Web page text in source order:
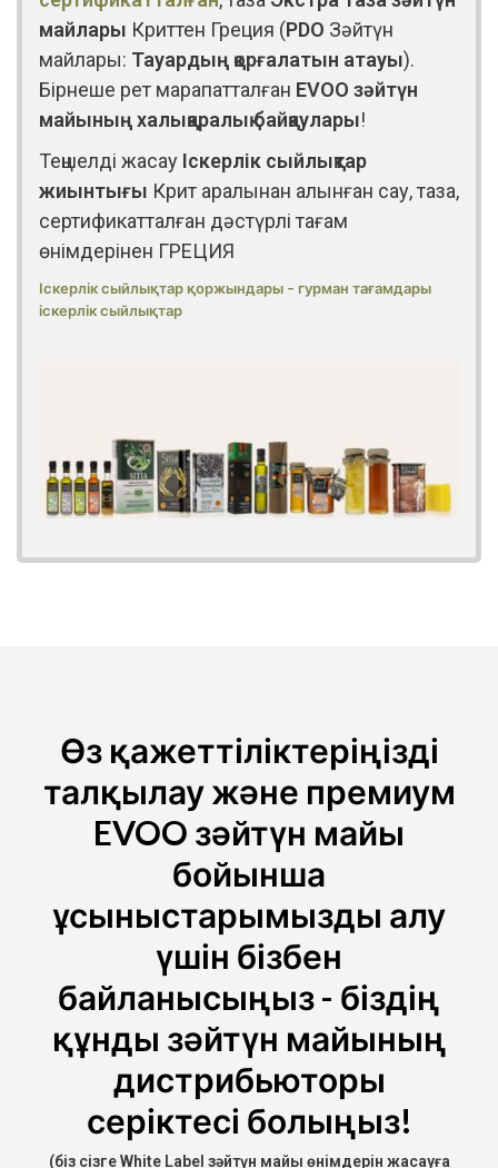
майлары Криттен Греция (PDO Зәйтүн
майлары: Тауардың қорғалатын атауы).
Бірнеше рет марапатталған EVOO зәйтүн
майының халықаралық байқаулары!
Теңшелді жасау Іскерлік сыйлықтар
жиынтығы Крит аралынан алынған сау, таза,
сертификатталған дәстүрлі тағам
өнімдерінен ГРЕЦИЯ
Іскерлік сыйлықтар қоржындары – гурман тағамдары
іскерлік сыйлықтар
Өз қажеттіліктеріңізді
талқылау және премиум
EVOO зәйтүн майы
бойынша
ұсыныстарымызды алу
үшін бізбен
байланысыңыз - біздің
құнды зәйтүн майының
дистрибьюторы
серіктесі болыңыз!
(біз сізге White Label зәйтүн майы өнімдерін жасауға